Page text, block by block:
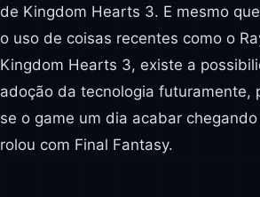
de Kingdom Hearts 3. E mesmo
o uso de coisas recentes como o
Kingdom Hearts 3, existe a
adoção da tecnologia futuramente,
se o game um dia acabar
rolou com Final Fantasy.